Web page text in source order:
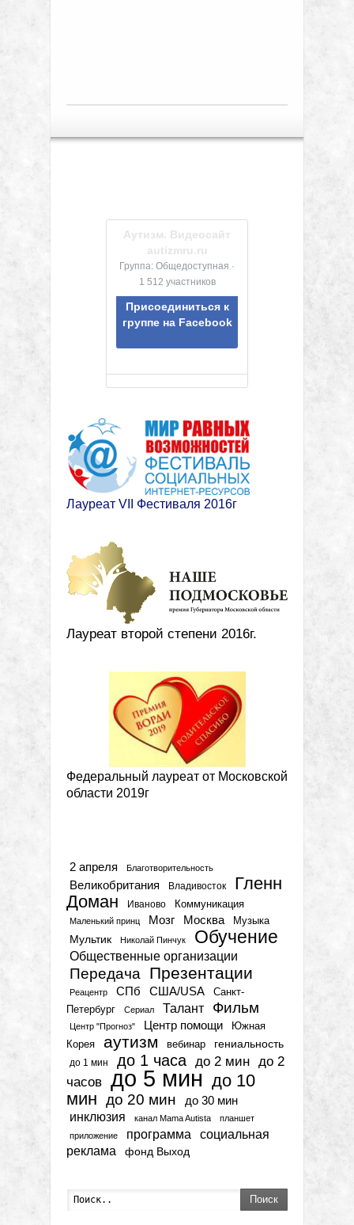
Аутизм. Видеосайт
autizmru.ru
Группа: Общедоступная ·
1 512 участников
Присоединиться к
группе на Facebook
Лауреат VII Фестиваля 2016г
Лауреат второй степени 2016г.
Федеральный лауреат от Московской
области 2019г
2 апреля Благотворительность
Великобритания Владивосток
Гленн
Доман
Иваново Коммуникация
Маленький принц Мозг Москва Музыка
Мультик Николай Пинчук Обучение
Общественные организации
Передача Презентации
Реацентр СПб США/USA
Санкт-
Петербург
Сериал Талант Фильм
Центр "Прогноз" Центр помощи
Южная
Корея
аутизм вебинар гениальность
до 1 мин до 1 часа до 2 мин до 2
часов до 5 мин до 10
мин до 20 мин до 30 мин
инклюзия канал Mama Autista
планшет
приложение
программа
социальная
реклама
фонд Выход
Поиск